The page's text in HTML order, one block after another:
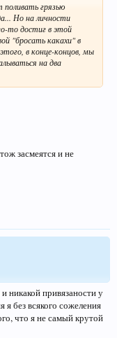
грязью
Но на личности
то достиг в этой
"бросать какахи" в
в конце-концов, мы
на два
засмеятся и не
никакой привязаности у
я без всякого сожеления
что я не самый крутой